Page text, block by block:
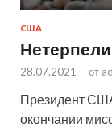
США
28.07.2021 - от
Президент
окончании